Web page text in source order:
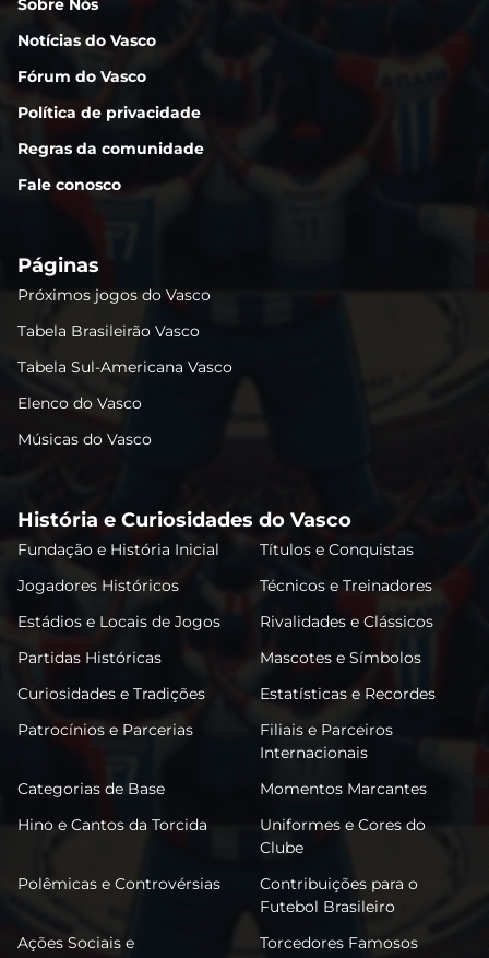
Sobre Nós
Notícias do Vasco
Fórum do Vasco
Política de privacidade
Regras da comunidade
Fale conosco
Páginas
Próximos jogos do Vasco
Tabela Brasileirão Vasco
Tabela Sul-Americana Vasco
Elenco do Vasco
Músicas do Vasco
História e Curiosidades do Vasco
Fundação e História Inicial
Títulos e Conquistas
Jogadores Históricos
Técnicos e Treinadores
Estádios e Locais de Jogos
Rivalidades e Clássicos
Partidas Históricas
Mascotes e Símbolos
Curiosidades e Tradições
Estatísticas e Recordes
Patrocínios e Parcerias
Filiais e Parceiros
Internacionais
Categorias de Base
Momentos Marcantes
Hino e Cantos da Torcida
Uniformes e Cores do
Clube
Polêmicas e Controvérsias
Contribuições para o
Futebol Brasileiro
Ações Sociais e
Torcedores Famosos